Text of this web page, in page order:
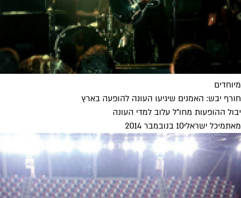
מיוחדים
חורף יבש: האמנים שיגיעו העונה להופעה בארץ
יבול ההופעות מחו"ל עלוב למדי העונה
מאתמיכל ישראלי10 בנובמבר 2014